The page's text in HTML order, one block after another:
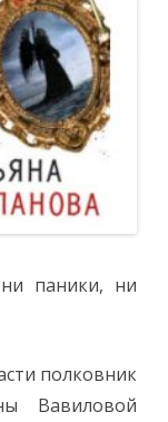
паники, ни
полковник
Вавиловой